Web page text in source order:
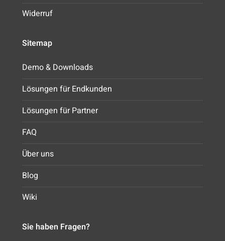
Widerruf
Sitemap
Demo & Downloads
Lösungen für Endkunden
Lösungen für Partner
FAQ
Über uns
Blog
Wiki
Sie haben Fragen?